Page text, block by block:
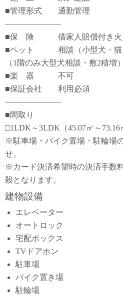
■管理形式 通勤管理
―――――――
■保 険 借家人賠償付き火
■ペット 相談（小型犬・猫1
（1階のみ大型犬相談・敷2積増）
■楽 器 不可
■保証会社 利用必須
―――――――
■間取り
□1LDK～3LDK（45.07㎡～73.16
※駐車場・バイク置場・駐輪場
せ。
※カード決済希望時の決済手数
殺となります。
建物設備
エレベーター
オートロック
宅配ボックス
TVドアホン
駐車場
バイク置き場
駐輪場